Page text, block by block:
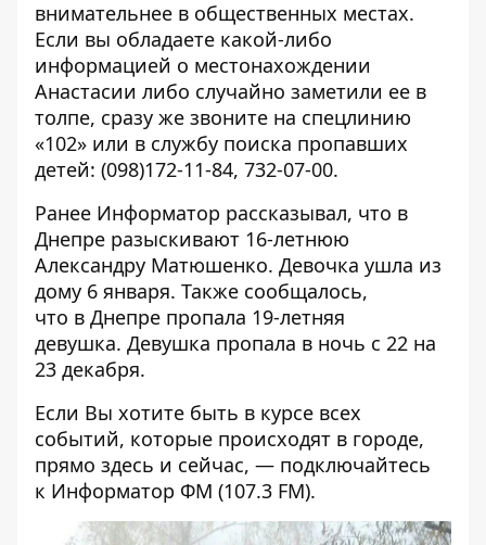
внимательнее в общественных местах.
Если вы обладаете какой-либо
информацией о местонахождении
Анастасии либо случайно заметили ее в
толпе, сразу же звоните на спецлинию
«102» или в службу поиска пропавших
детей: (098)172-11-84, 732-07-00.
Ранее Информатор рассказывал, что в
Днепре разыскивают 16-летнюю
Александру Матюшенко. Девочка ушла из
дому 6 января. Также сообщалось,
что в Днепре пропала 19-летняя
девушка. Девушка пропала в ночь с 22 на
23 декабря.
Если Вы хотите быть в курсе всех
событий, которые происходят в городе,
прямо здесь и сейчас, — подключайтесь
к Информатор ФМ (107.3 FM).